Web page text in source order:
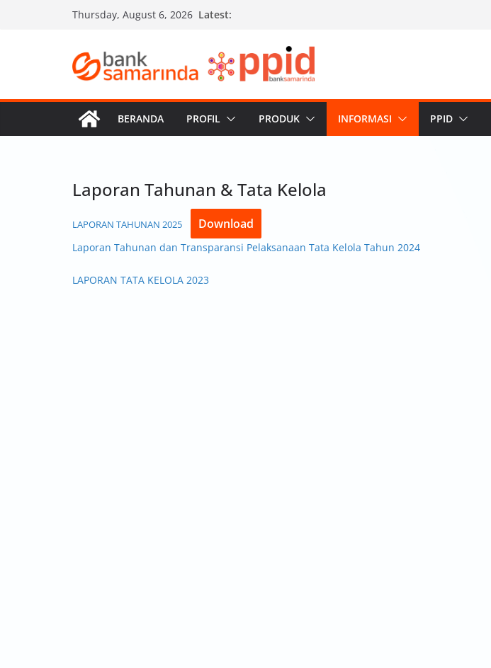
Thursday, August 6, 2026 Latest:
BERANDA PROFIL PRODUK INFORMASI PPID
Laporan Tahunan & Tata Kelola
LAPORAN TAHUNAN 2025 Download
Laporan Tahunan dan Transparansi Pelaksanaan Tata Kelola Tahun 2024
LAPORAN TATA KELOLA 2023